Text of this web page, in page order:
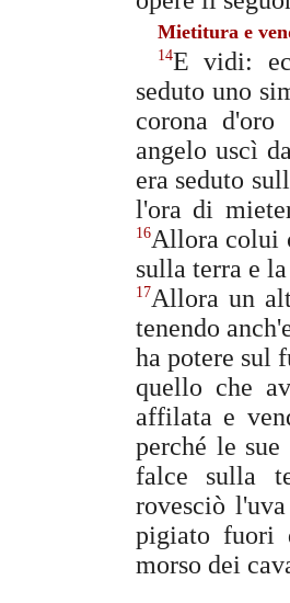
Mietitura e
14E vidi:
seduto uno
corona
angelo uscì
era seduto
l'ora di
16Allora colui
sulla terra e
17Allora un
tenendo
ha potere sul
quello che
affilata e
perché le
falce sulla
rovesciò
pigiato fuori
morso dei